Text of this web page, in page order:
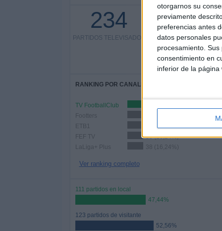
otorgarnos su
previamente
preferencias antes
datos personales
procesamiento.
consentimiento en
inferior de la página
234
PARTIDOS TELEVISADOS
80 partidos en abierto
34,19%
154 partidos de pago
RANKING POR CANALES
TV FootballClub
Footters
ETB1
42 (17,95%)
FEF TV
38 (16,24%)
LaLiga+ Plus
38 (16,24%)
Ver ranking completo
111 partidos en local
47,44%
123 partidos de visitante
52,56%